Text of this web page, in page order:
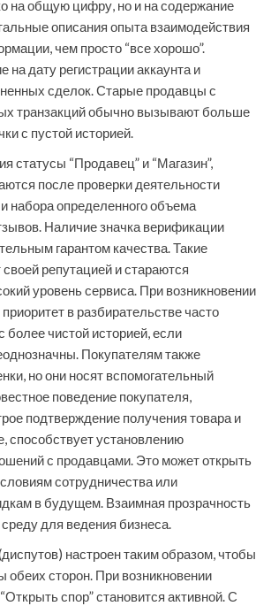
на общую цифру, но и на содержание
описания опыта взаимодействия
чем просто “все хорошо”.
на дату регистрации аккаунта и
сделок. Старые продавцы с
транзакций обычно вызывают больше
с пустой историей.
статусы “Продавец” и “Магазин”,
после проверки деятельности
набора определенного объема
Наличие значка верификации
гарантом качества. Такие
репутацией и стараются
уровень сервиса. При возникновении
в разбирательстве часто
более чистой историей, если
Покупателям также
но они носят вспомогательный
поведение покупателя,
подтверждение получения товара и
способствует установлению
с продавцами. Это может открыть
сотрудничества или
в будущем. Взаимная прозрачность
для ведения бизнеса.
настроен таким образом, чтобы
обеих сторон. При возникновении
спор” становится активной. С